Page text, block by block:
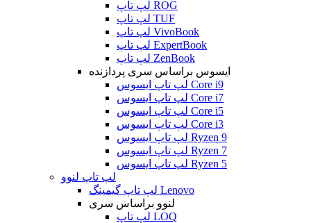
لپ تاپ ROG
لپ تاپ TUF
لپ تاپ VivoBook
لپ تاپ ExpertBook
لپ تاپ ZenBook
ایسوس براساس سری پردازنده
لپ تاپ ایسوس Core i9
لپ تاپ ایسوس Core i7
لپ تاپ ایسوس Core i5
لپ تاپ ایسوس Core i3
لپ تاپ ایسوس Ryzen 9
لپ تاپ ایسوس Ryzen 7
لپ تاپ ایسوس Ryzen 5
لپ تاپ لنوو
لپ تاپ گیمینگ Lenovo
لنوو براساس سری
لپ تاپ LOQ